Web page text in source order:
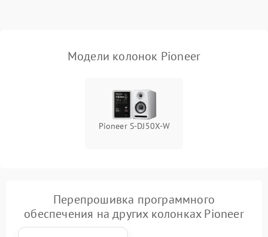
Модели колонок Pioneer
Pioneer S-DJ50X-W
Перепрошивка программного
обеспечения на других колонках Pioneer